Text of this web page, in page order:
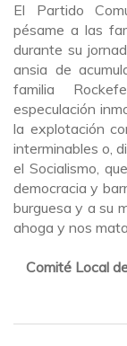
El Partido
pésame a las
durante su
ansia de
familia
especulación
la explotación
interminables o,
el Socialismo,
democracia y
burguesa y a su
ahoga y nos
Comité Local